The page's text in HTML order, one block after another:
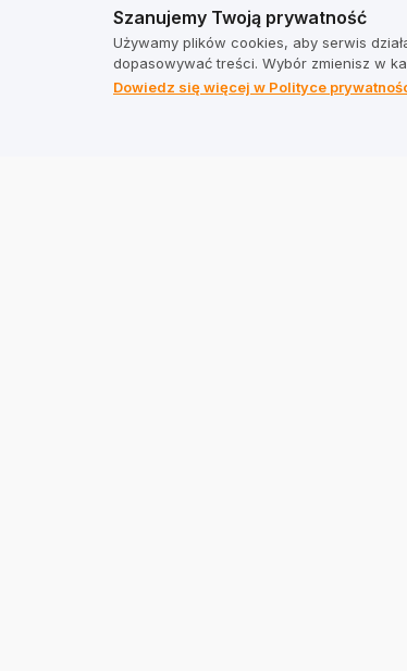
TrustMate
Szanujemy Twoją prywatność
Używamy plików cookies, aby serwis
dopasowywać treści. Wybór zmienisz w
Dowiedz się więcej w Polityce